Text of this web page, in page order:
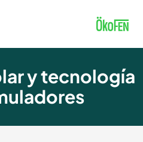
y tecnología